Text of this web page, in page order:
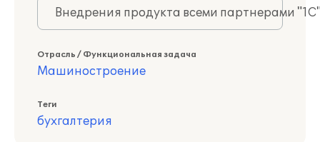
Внедрения продукта всеми партнерами
Отрасль / Функциональная задача
Машиностроение
Теги
бухгалтерия